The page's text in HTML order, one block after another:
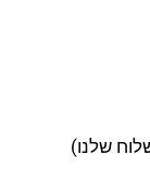
שלנו)